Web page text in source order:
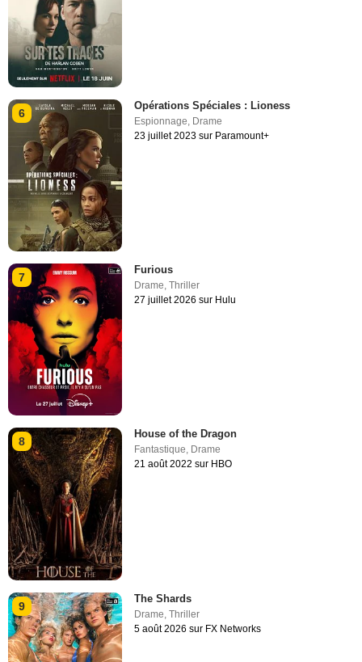
6
Opérations Spéciales : Lioness
Espionnage, Drame
23 juillet 2023 sur Paramount+
7
Furious
Drame,Thriller
27 juillet 2026 sur Hulu
8
House of the Dragon
Fantastique, Drame
21 août 2022 sur HBO
9
The Shards
Drame ,Thriller
5 août 2026 sur FX Networks